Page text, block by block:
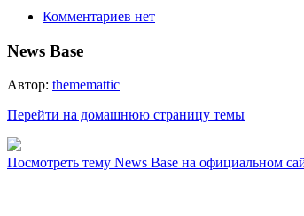
Комментариев нет
News Base
Автор: thememattic
Перейти на домашнюю страницу темы
Посмотреть тему News Base на официальном